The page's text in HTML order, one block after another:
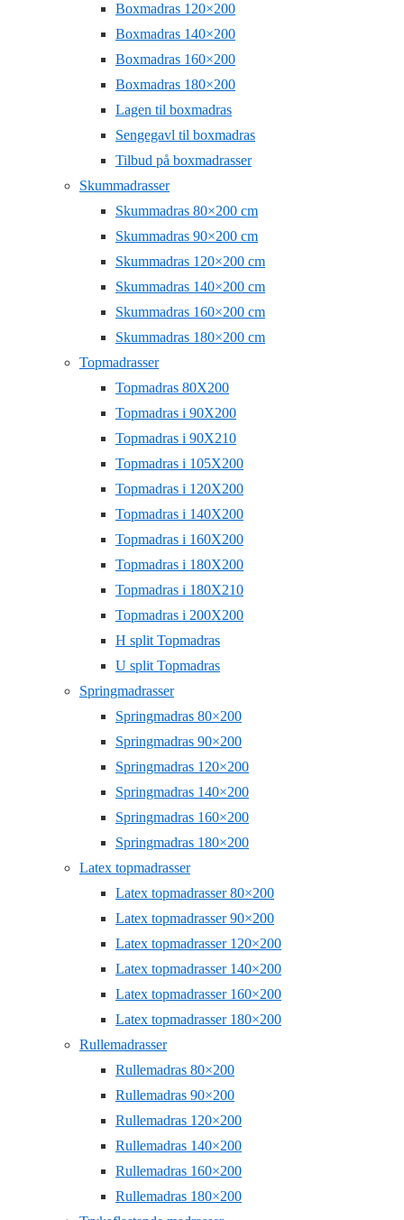
Boxmadras 120×200
Boxmadras 140×200
Boxmadras 160×200
Boxmadras 180×200
Lagen til boxmadras
Sengegavl til boxmadras
Tilbud på boxmadrasser
Skummadrasser
Skummadras 80×200 cm
Skummadras 90×200 cm
Skummadras 120×200 cm
Skummadras 140×200 cm
Skummadras 160×200 cm
Skummadras 180×200 cm
Topmadrasser
Topmadras 80X200
Topmadras i 90X200
Topmadras i 90X210
Topmadras i 105X200
Topmadras i 120X200
Topmadras i 140X200
Topmadras i 160X200
Topmadras i 180X200
Topmadras i 180X210
Topmadras i 200X200
H split Topmadras
U split Topmadras
Springmadrasser
Springmadras 80×200
Springmadras 90×200
Springmadras 120×200
Springmadras 140×200
Springmadras 160×200
Springmadras 180×200
Latex topmadrasser
Latex topmadrasser 80×200
Latex topmadrasser 90×200
Latex topmadrasser 120×200
Latex topmadrasser 140×200
Latex topmadrasser 160×200
Latex topmadrasser 180×200
Rullemadrasser
Rullemadras 80×200
Rullemadras 90×200
Rullemadras 120×200
Rullemadras 140×200
Rullemadras 160×200
Rullemadras 180×200